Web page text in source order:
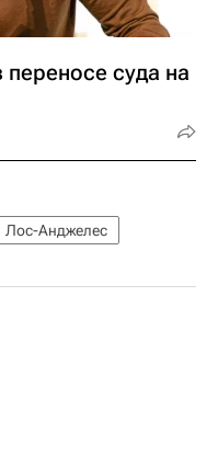
переносе суда на
Лос-Анджелес